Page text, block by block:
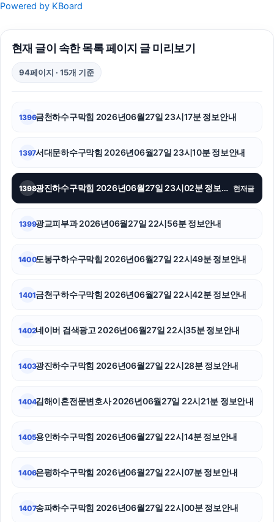
수원이혼전문변호사
강아지보호소
의정부학교폭력변호사
강아지보호소
도봉하수구막힘
인천형사전문변호사
용인하수구막힘
Powered by KBoard
현재 글이 속한 목록 페이지 글 미리보기
94페이지 · 15개 기준
1396금천하수구막힘 2026년06월27일 23시17분 정보안내
1397서대문하수구막힘 2026년06월27일 23시10분 정보안내
1398 광진하수구막힘 2026년06월27일 23시02분 정보안내 현재글
1399광교피부과 2026년06월27일 22시56분 정보안내
1400도봉구하수구막힘 2026년06월27일 22시49분 정보안내
1401금천구하수구막힘 2026년06월27일 22시42분 정보안내
1402네이버 검색광고 2026년06월27일 22시35분 정보안내
1403광진하수구막힘 2026년06월27일 22시28분 정보안내
1404김해이혼전문변호사 2026년06월27일 22시21분 정보안내
1405용인하수구막힘 2026년06월27일 22시14분 정보안내
1406은평하수구막힘 2026년06월27일 22시07분 정보안내
1407송파하수구막힘 2026년06월27일 22시00분 정보안내